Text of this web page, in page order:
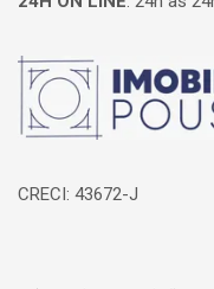
Página inicial
CRECI: 43672-J